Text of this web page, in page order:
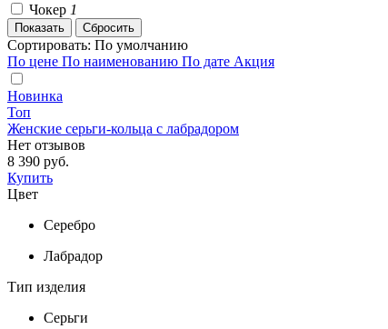
Чокер 1
Сортировать: По умолчанию
По цене По наименованию По дате Акция
Новинка
Топ
Женские серьги-кольца с лабрадором
Нет отзывов
8 390 руб.
Купить
Цвет
Серебро
Лабрадор
Тип изделия
Серьги